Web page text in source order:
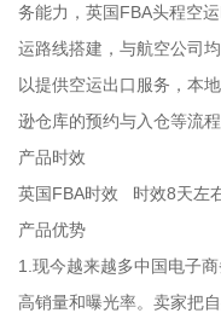
务能力，英国FBA头程空
运路线搭建，与航空公司
以提供空运出口服务，本
逊仓库的预约与入仓等流程
产品时效
英国FBA时效 时效8天左
产品优势
1.现今越来越多中国电子
高销量和曝光率。卖家把